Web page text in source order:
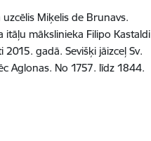
Miķelis de Brunavs.
mākslinieka Filipo Kastaldi
gadā. Sevišķi jāizceļ Sv.
Aglonas. No 1757. līdz 1844.